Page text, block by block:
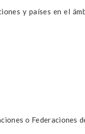
y países en el
o Federaciones